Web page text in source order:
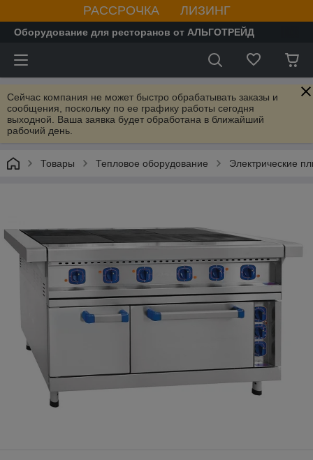
РАССРОЧКА ЛИЗИНГ
Оборудование для ресторанов от АЛЬГОТРЕЙД
Сейчас компания не может быстро обрабатывать заказы и
сообщения, поскольку по ее графику работы сегодня
выходной. Ваша заявка будет обработана в ближайший
рабочий день.
Товары Тепловое оборудование Электрические